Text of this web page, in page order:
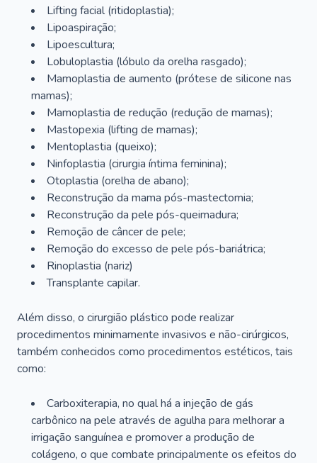
Lifting facial (ritidoplastia);
Lipoaspiração;
Lipoescultura;
Lobuloplastia (lóbulo da orelha rasgado);
Mamoplastia de aumento (prótese de silicone nas
mamas);
Mamoplastia de redução (redução de mamas);
Mastopexia (lifting de mamas);
Mentoplastia (queixo);
Ninfoplastia (cirurgia íntima feminina);
Otoplastia (orelha de abano);
Reconstrução da mama pós-mastectomia;
Reconstrução da pele pós-queimadura;
Remoção de câncer de pele;
Remoção do excesso de pele pós-bariátrica;
Rinoplastia (nariz)
Transplante capilar.
Além disso, o cirurgião plástico pode realizar
procedimentos minimamente invasivos e não-cirúrgicos,
também conhecidos como procedimentos estéticos, tais
como:
Carboxiterapia, no qual há a injeção de gás
carbônico na pele através de agulha para melhorar a
irrigação sanguínea e promover a produção de
colágeno, o que combate principalmente os efeitos do